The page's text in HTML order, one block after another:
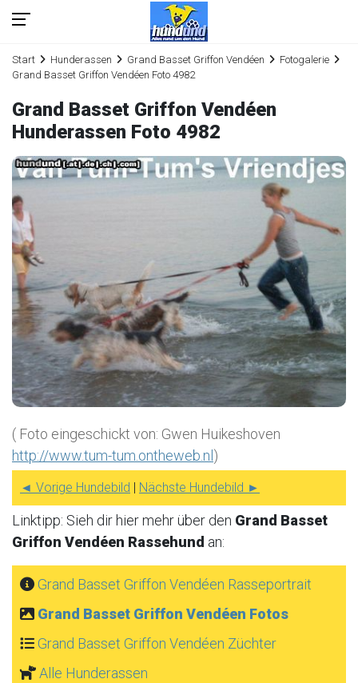
Start Hunderassen Grand Basset Griffon Vendéen
Fotogalerie
Grand Basset Griffon Vendéen Foto 4982
Grand Basset Griffon Vendéen
Hunderassen Foto 4982
( Foto eingeschickt von: Gwen Huikeshoven
http://www.tum-tum.ontheweb.nl )
◄ Vorige Hundebild | Nächste Hundebild ►
Linktipp: Sieh dir hier mehr über den Grand Basset
Griffon Vendéen Rassehund an:
Grand Basset Griffon Vendéen Rasseportrait
Grand Basset Griffon Vendéen Fotos
Grand Basset Griffon Vendéen Züchter
Alle Hunderassen